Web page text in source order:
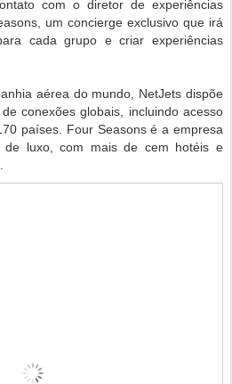
com o diretor de experiências
um concierge exclusivo que irá
cada grupo e criar experiências
aérea do mundo, NetJets dispõe
conexões globais, incluindo acesso
países. Four Seasons é a empresa
de luxo, com mais de cem hotéis e